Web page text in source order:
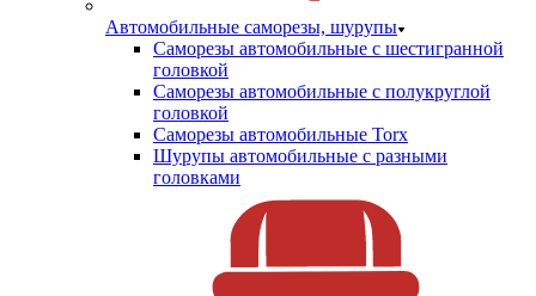
Автомобильные саморезы, шурупы
Саморезы автомобильные с шестигранной
головкой
Саморезы автомобильные с полукруглой
головкой
Саморезы автомобильные Torx
Шурупы автомобильные с разными
головками